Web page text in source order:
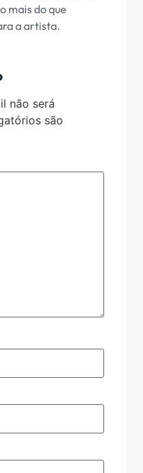
mais do que
a artista.
não será
são